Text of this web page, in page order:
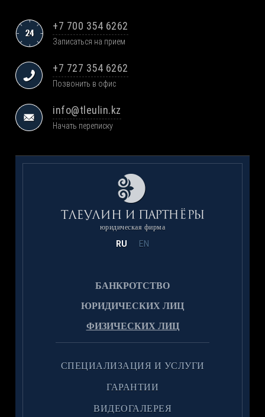
+7 700 354 6262
Записаться на прием
+7 727 354 6262
Позвонить в офис
info@tleulin.kz
Начать переписку
юридическая фирма
RU EN
БАНКРОТСТВО
ЮРИДИЧЕСКИХ ЛИЦ
ФИЗИЧЕСКИХ ЛИЦ
CПЕЦИАЛИЗАЦИЯ И УСЛУГИ
ГАРАНТИИ
ВИДЕОГАЛЕРЕЯ